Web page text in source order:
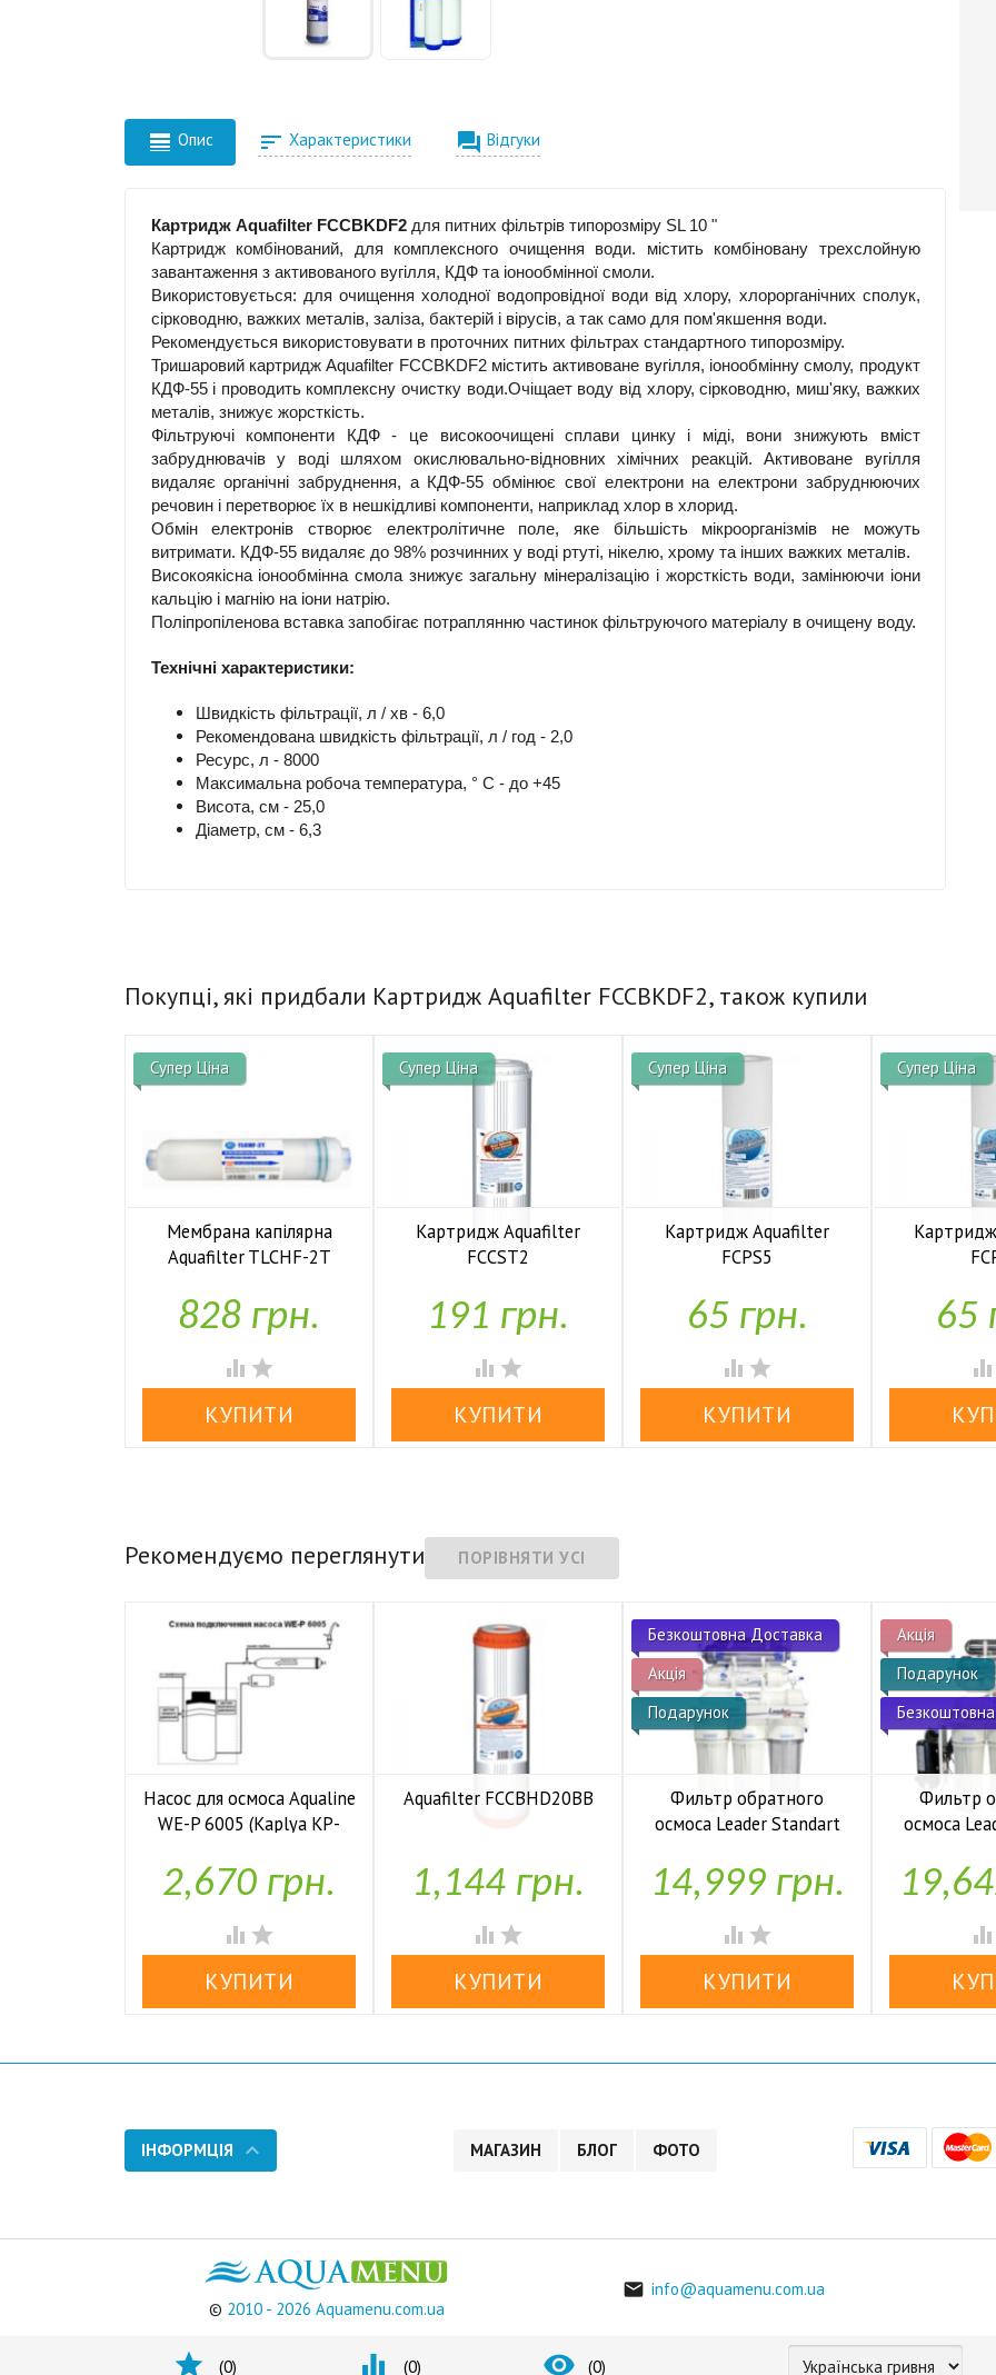
 Опис  Характеристики  Відгуки
Картридж Aquafilter FCCBKDF2для питних фільтрів типорозміру SL 10 "
Картридж комбінований, для комплексного очищення води. містить комбіновану трехслойную
завантаження з активованого вугілля, КДФ та іонообмінної смоли.
Використовується: для очищення холодної водопровідної води від хлору, хлорорганічних сполук,
сірководню, важких металів, заліза, бактерій і вірусів, а так само для пом'якшення води.
Рекомендується використовувати в проточних питних фільтрах стандартного типорозміру.
Тришаровий картридж Aquafilter FCCBKDF2 містить активоване вугілля, іонообмінну смолу, продукт
КДФ-55 і проводить комплексну очистку води.Очіщает воду від хлору, сірководню, миш'яку, важких
металів, знижує жорсткість.
Фільтруючі компоненти КДФ - це високоочищені сплави цинку і міді, вони знижують вміст
забруднювачів у воді шляхом окислювально-відновних хімічних реакцій. Активоване вугілля
видаляє органічні забруднення, а КДФ-55 обмінює свої електрони на електрони забруднюючих
речовин і перетворює їх в нешкідливі компоненти, наприклад хлор в хлорид.
Обмін електронів створює електролітичне поле, яке більшість мікроорганізмів не можуть
витримати. КДФ-55 видаляє до 98% розчинних у воді ртуті, нікелю, хрому та інших важких металів.
Високоякісна іонообмінна смола знижує загальну мінералізацію і жорсткість води, замінюючи іони
кальцію і магнію на іони натрію.
Поліпропіленова вставка запобігає потраплянню частинок фільтруючого матеріалу в очищену воду.
Технічні характеристики:
Швидкість фільтрації, л / хв - 6,0
Рекомендована швидкість фільтрації, л / год - 2,0
Ресурс, л - 8000
Максимальна робоча температура, ° С - до +45
Висота, см - 25,0
Діаметр, см - 6,3
Покупці, які придбали Картридж Aquafilter FCCBKDF2, також купили
Супер Ціна
Мембрана капілярна
Aquafilter TLCHF-2T
У наявності
828 грн.
 
Супер Ціна
Картридж Aquafilter
FCCST2
У наявності
191 грн.
 
Супер Ціна
Картридж Aquafilter
FCPS5
У наявності
65 грн.
 
Супер Ціна
У
65

Рекомендуємо переглянути
Насос для осмоса Aqualine
WE-P 6005 (Kaplya KP-
 У наявності
2,670 грн.
 
Aquafilter FCCBHD20BB
1,144 грн.
 
Безкоштовна Доставка
Акція
Подарунок
Фильтр обратного
осмоса Leader Standart
У наявності
14,999 грн.
 
Акція
Подарунок
Фильтр
осмоса
У

ІНФОРМЦІЯ МАГАЗИН БЛОГ ФОТО
© 2010 - 2026 Aquamenu.com.ua
 info@aquamenu.com.ua
 (0)  (0)  (0)